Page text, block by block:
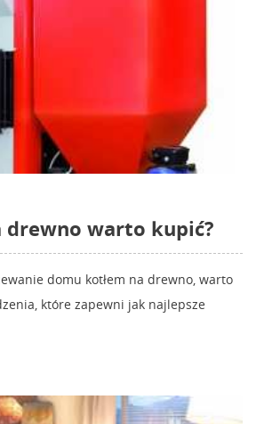
drewno warto kupić?
domu kotłem na drewno, warto
które zapewni jak najlepsze